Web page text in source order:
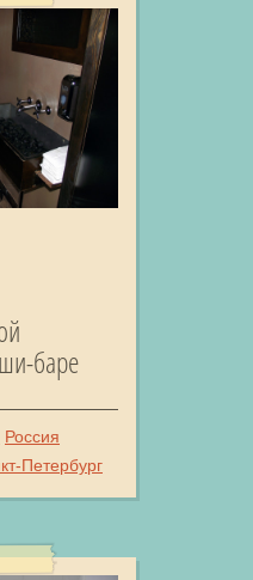
баре
Россия
Петербург